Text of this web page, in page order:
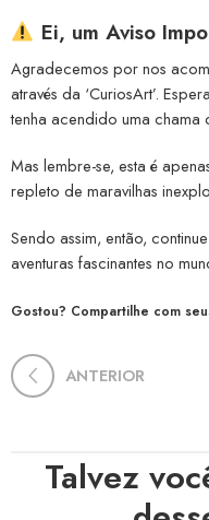
Ei, um Aviso
Agradecemos por nos
através da ‘CuriosArt’.
tenha acendido uma
Mas lembre-se, esta é
repleto de maravilhas
Sendo assim, então,
aventuras fascinantes no
Gostou? Compartilhe com
ANTERIOR
Talvez